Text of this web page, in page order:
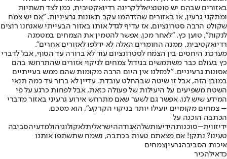
באזורים שבהם יש פוטנציאללקרינה רדיואקטיבית, כמו לצד תשתיות
ומתקני גרעין, או באזורים שהזדהמו עקב תאונות גרעיניות. "אם יש צמח
שקולט הרבה סטרונציום, אז עדיף לגדל אותו באזור הבעייתי שאנחנו רוצים
לנקות", טוען כץ. "לאחר מכן, אפשר להטמין את הצמחים במטמנה
רדיואקטיבית, ממנה החומרים האלה לא ידלפו לאזורים אחרים״.
מערכת היחסים בין הצמח לסטרונציום עוד לא ברורה עד הסוף, אבל לדברי
כץ בעולם כבר משתמשים בגידול צמחים לניקוי אזורים שהתרחשו בהם
אסונות גרעיניים. "למזלנו אין היום הרבה מקומות שהם ממש בעייתיים
במובן הזה, אבל זו שיטה שבהחלט עובדת. עדיין לא ברור עד כמה תנאי
השטח משפיעים על היעילות של פעולה כזאת, אבל לפחות כרגע על פי
המידע שיש לנו, אפשר גם לשער שאם מתרחש אירוע גרעיני באזור מדברי
– צמחים מקומיים יועילו יותר בניקוי הקרקע", הוא מסכם.
הכתבה הוכנה על
ידיזווית–סוכנותהידיעותשלהאגודההישראליתלאקולוגיהולמדעיהסביבה
טעינו? נתקן! אם מצאתם טעות בכתבה, נשמח שתשתפו אותנו
איכות הסביבהגרעיןצמחים
כדאילהכיר